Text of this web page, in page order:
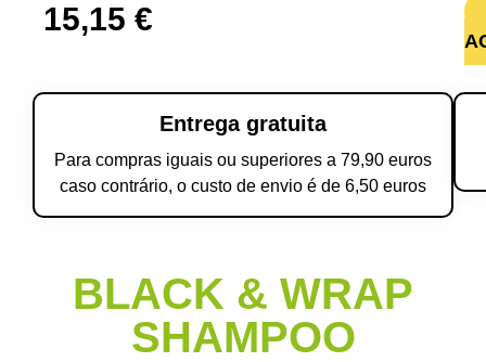
15,15 €
Entrega gratuita
Para compras iguais ou superiores a 79,90 euros
caso contrário, o custo de envio é de 6,50 euros
BLACK & WRAP
SHAMPOO